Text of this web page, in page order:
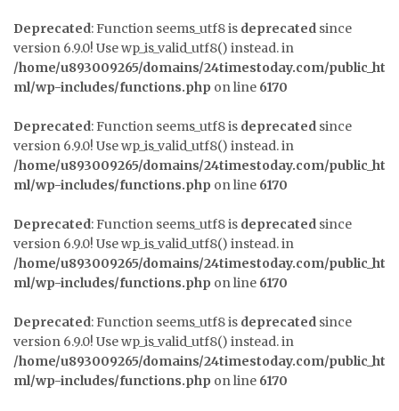
Deprecated: Function seems_utf8 is deprecated since
version 6.9.0! Use wp_is_valid_utf8() instead. in
/home/u893009265/domains/24timestoday.com/public_ht
ml/wp-includes/functions.php on line 6170
Deprecated: Function seems_utf8 is deprecated since
version 6.9.0! Use wp_is_valid_utf8() instead. in
/home/u893009265/domains/24timestoday.com/public_ht
ml/wp-includes/functions.php on line 6170
Deprecated: Function seems_utf8 is deprecated since
version 6.9.0! Use wp_is_valid_utf8() instead. in
/home/u893009265/domains/24timestoday.com/public_ht
ml/wp-includes/functions.php on line 6170
Deprecated: Function seems_utf8 is deprecated since
version 6.9.0! Use wp_is_valid_utf8() instead. in
/home/u893009265/domains/24timestoday.com/public_ht
ml/wp-includes/functions.php on line 6170